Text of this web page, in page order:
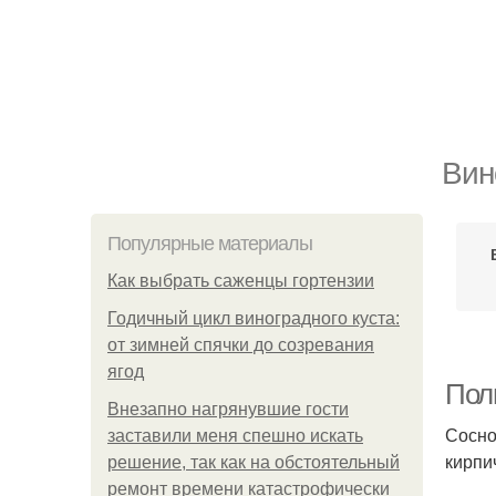
Популярные материалы
Как выбрать саженцы гортензии
Годичный цикл виноградного куста:
от зимней спячки до созревания
ягод
Внезапно нагрянувшие гости
заставили меня спешно искать
решение, так как на обстоятельный
ремонт времени катастрофически